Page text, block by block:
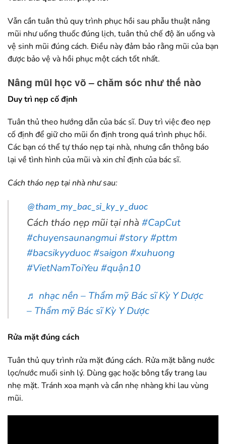
Vẫn cần tuân thủ quy trình phục hồi sau phẫu thuật nâng
mũi như uống thuốc đúng lịch, tuân thủ chế độ ăn uống và
vệ sinh mũi đúng cách. Điều này đảm bảo rằng mũi của bạn
được bảo vệ và hồi phục một cách tốt nhất.
Nâng mũi học võ – chăm sóc như thế nào
Duy trì nẹp cố định
Tuân thủ theo hướng dẫn của bác sĩ. Duy trì việc đeo nẹp
cố định để giữ cho mũi ổn định trong quá trình phục hồi.
Các bạn có thể tự tháo nẹp tại nhà, nhưng cần thông báo
lại về tình hình của mũi và xin chỉ định của bác sĩ.
Cách tháo nẹp tại nhà như sau:
@tham_my_bac_si_ky_y_duoc
Cách tháo nẹp mũi tại nhà #CapCut
#chuyensaunangmui#story#pttm
#bacsikyyduoc#saigon #xuhuong
#VietNamToiYeu #quận10
♬ nhạc nền – Thẩm mỹ Bác sĩ Kỳ Y Dược
– Thẩm mỹ Bác sĩ Kỳ Y Dược
Rửa mặt đúng cách
Tuân thủ quy trình rửa mặt đúng cách. Rửa mặt bằng nước
lọc/nước muối sinh lý. Dùng gạc hoặc bông tẩy trang lau
nhẹ mặt. Tránh xoa mạnh và cần nhẹ nhàng khi lau vùng
mũi.